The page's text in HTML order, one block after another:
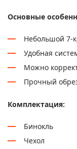
Основные
Небольшой 7-
Удобная
Можно
Прочный
Комплектация:
Бинокль
Чехол